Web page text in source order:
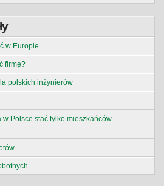
w Europie
firmę?
polskich inżynierów
Polsce stać tylko mieszkańców